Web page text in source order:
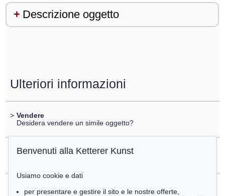
Descrizione oggetto
Ulteriori informazioni
> Vendere
Desidera vendere un simile oggetto?
Registrare di
Benvenuti alla Ketterer Kunst
Usiamo cookie e dati
per presentare e gestire il sito e le nostre offerte,